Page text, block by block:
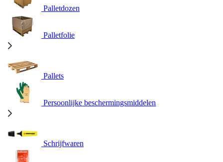
Palletdozen
Palletfolie
Pallets
Persoonlijke beschermingsmiddelen
Schrijfwaren